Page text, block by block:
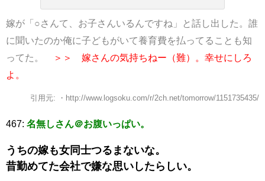
嫁が「○さんて、お子さんいるんですね」と話し出した。誰
に聞いたのか俺に子どもがいて養育費を払ってることも知
ってた。
＞＞ 嫁さんの気持ちねー（難）。幸せにしろ
よ。
引用元: ・http://www.logsoku.com/r/2ch.net/tomorrow/1151735435/
467: 名無しさん＠お腹いっぱい。
うちの嫁も女同士つるまないな。
昔勤めてた会社で嫌な思いしたらしい。